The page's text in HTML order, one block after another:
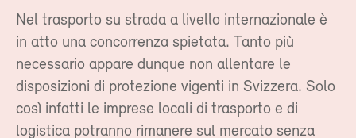
Nel trasporto su strada a livello internazionale è
in atto una concorrenza spietata. Tanto più
necessario appare dunque non allentare le
disposizioni di protezione vigenti in Svizzera. Solo
così infatti le imprese locali di trasporto e di
logistica potranno rimanere sul mercato senza